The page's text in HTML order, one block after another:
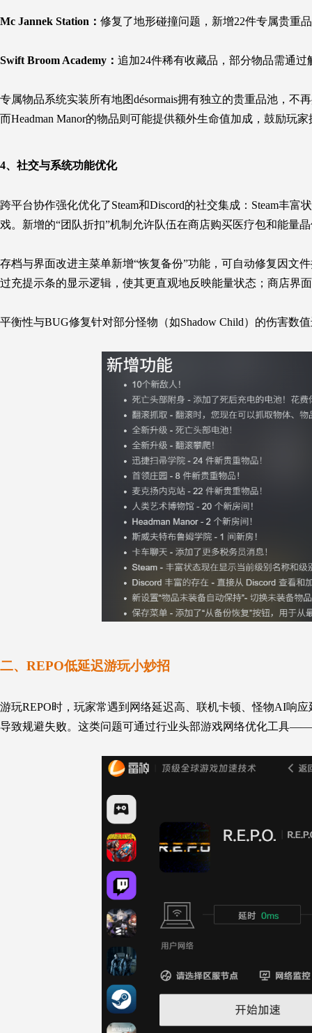
Mc Jannek Station： 修复了地形碰撞问题，新增22件专属贵重
Swift Broom Academy： 追加24件稀有收藏品，部分物品需通
专属物品系统实装所有地图désormais拥有独立的贵重品池，
而Headman Manor的物品则可能提供额外生命值加成，鼓励玩
4、社交与系统功能优化
跨平台协作强化优化了Steam和Discord的社交集成：Steam丰
戏。新增的“团队折扣”机制允许队伍在商店购买医疗包和能量
存档与界面改进主菜单新增“恢复备份”功能，可自动修复因文
过充提示条的显示逻辑，使其更直观地反映能量状态；商店界
平衡性与BUG修复针对部分怪物（如Shadow Child）的伤害数
二、REPO低延迟游玩小妙招
游玩REPO时，玩家常遇到网络延迟高、联机卡顿、怪物AI响应
导致规避失败。这类问题可通过行业头部游戏网络优化工具